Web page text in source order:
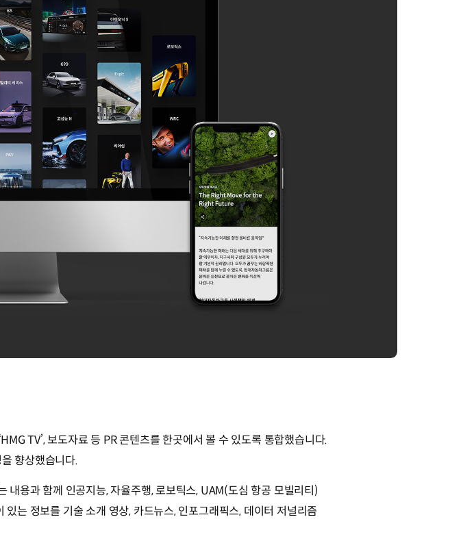
TV’, 보도자료 등 PR 콘텐츠를 한곳에서 볼 수 있도록 통합했습니다.
향상했습니다.
용과 함께 인공지능, 자율주행, 로보틱스, UAM(도심 항공 모빌리티)
는 정보를 기술 소개 영상, 카드뉴스, 인포그래픽스, 데이터 저널리즘